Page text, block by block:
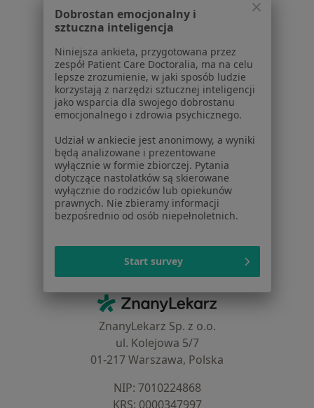
Lekarze
Placówki medyczne
Usługi i zabiegi
Choroby
Pomoc
Aplikacje mobilne
Blog dla pacjentów
Dla profesjonalistów
Cennik
Dla lekarzy
Dla placówek medycznych
Baza wiedzy
Centrum Pomocy dla Specjalisty
Kontakt ZnanyLekarz - Strona główna
ZnanyLekarz Sp. z o.o.
ul. Kolejowa 5/7
01-217 Warszawa, Polska
NIP: ⁠7010224868
KRS: ⁠0000347997
Dobrostan emocjonalny i
sztuczna inteligencja
Niniejsza ankieta, przygotowana przez
zespół Patient Care Doctoralia, ma na celu
lepsze zrozumienie, w jaki sposób ludzie
korzystają z narzędzi sztucznej inteligencji
jako wsparcia dla swojego dobrostanu
emocjonalnego i zdrowia psychicznego.
Udział w ankiecie jest anonimowy, a wyniki
będą analizowane i prezentowane
wyłącznie w formie zbiorczej. Pytania
dotyczące nastolatków są skierowane
wyłącznie do rodziców lub opiekunów
prawnych. Nie zbieramy informacji
bezpośrednio od osób niepełnoletnich.
Start survey